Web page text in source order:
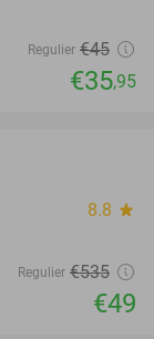
Regulier €45
€35,95
8.8 star
Regulier €535
€49